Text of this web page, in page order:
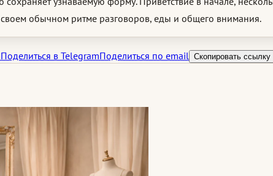
обычном ритме разговоров, еды и общего внимания.
Поделиться в TelegramПоделиться по email Скопировать ссылку